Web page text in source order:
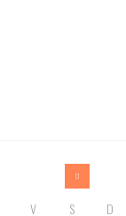
V S D